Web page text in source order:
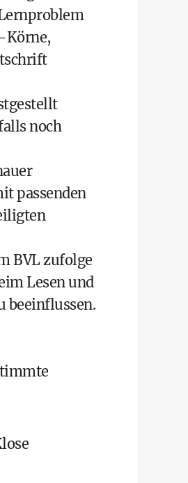
Körne,
noch
passenden
BVL zufolge
Lesen und
beeinflussen.